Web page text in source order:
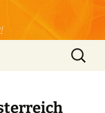
Suchen
nach: